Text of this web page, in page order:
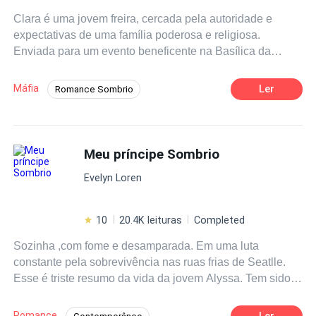
Clara é uma jovem freira, cercada pela autoridade e
expectativas de uma família poderosa e religiosa.
Enviada para um evento beneficente na Basílica da
um homem de presença enigmática que desperta nela
uma atração inesperada. Enquanto o evento se
sombras de seu próprio passado. Mas quando Clara
testemunha algo que não deveria, sua vida vira de
cabeça para baixo, e ela se vê forçada a confrontar
Agora, entre confiança e traição, ela terá que decidir até
onde está disposta a ir para descobrir quem realmente
está no controle de seu destino.
Máfia Romance Sombrio
Amor Secreto POV em Primeira Pessoa
Amor Dói
Ler
Meu príncipe Sombrio
Evelyn Loren
10 20.4K leituras Completed
Sozinha ,com fome e desamparada. Em uma luta
constante pela sobrevivência nas ruas frias de Seatlle.
Esse é triste resumo da vida da jovem Alyssa. Tem sido
tornou naquela de quem ela teve que fugir. Uma ameaça.